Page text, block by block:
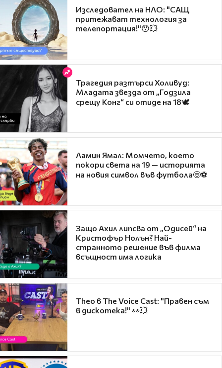
Изследовател на НЛО: "САЩ
притежават технология за
телепортация!"😯💥
Трагедия разтърси Холивуд:
Младата звезда от „Годзила
срещу Конг“ си отиде на 18🕊️
Ламин Ямал: Момчето, което
покори света на 19 — историята
на новия символ във футбола🤩⚽
Защо Ахил липсва от „Одисей“ на
Кристофър Нолън? Най-
странното решение във филма
всъщност има логика
Theo в The Voice Cast: "Правен съм
в дискотека!" 👀💥